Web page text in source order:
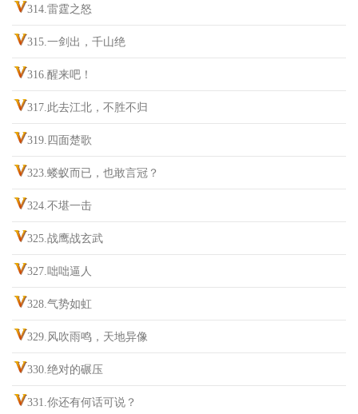
314.雷霆之怒
315.一剑出，千山绝
316.醒来吧！
317.此去江北，不胜不归
319.四面楚歌
323.蝼蚁而已，也敢言冠？
324.不堪一击
325.战鹰战玄武
327.咄咄逼人
328.气势如虹
329.风吹雨鸣，天地异像
330.绝对的碾压
331.你还有何话可说？